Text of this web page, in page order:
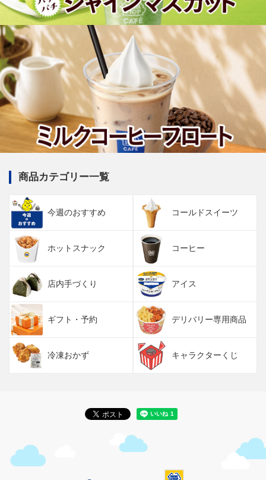
商品カテゴリー一覧
今週のおすすめ コールドスイーツ
ホットスナック コーヒー
店内手づくり アイス
ギフト・予約 デリバリー専用商品
冷凍おかず キャラクターくじ